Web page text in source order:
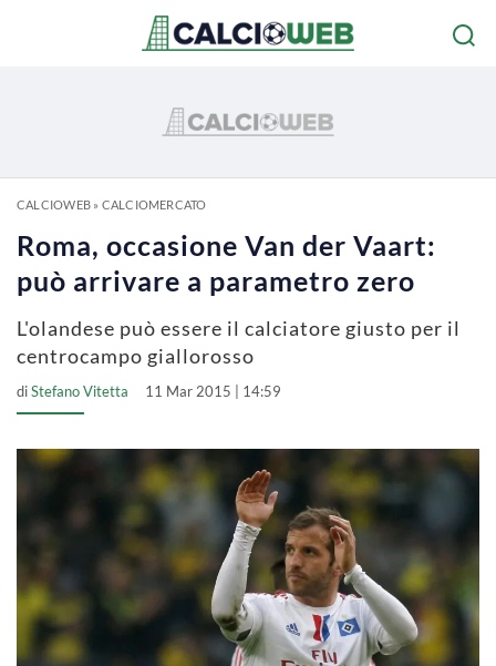
CALCIOWEB» CALCIOMERCATO
Roma, occasione Van der Vaart:
può arrivare a parametro zero
L'olandese può essere il calciatore giusto per il
centrocampo giallorosso
diStefano Vitetta 11 Mar 2015 | 14:59